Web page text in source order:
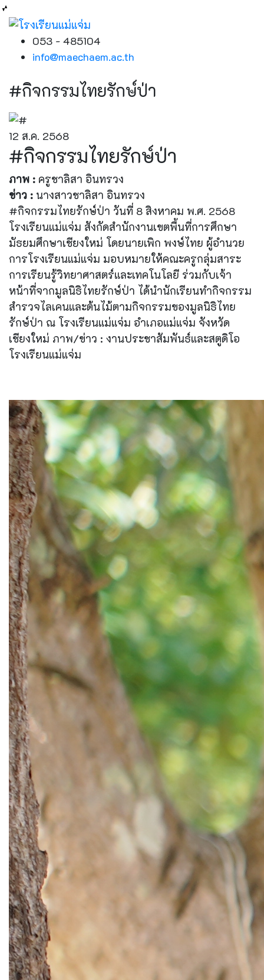
053 - 485104
info@maechaem.ac.th
#กิจกรรมไทยรักษ์ป่า
12 ส.ค. 2568
#กิจกรรมไทยรักษ์ป่า
ภาพ : ครูชาลิสา อินทรวง
ข่าว : นางสาวชาลิสา อินทรวง
#กิจกรรมไทยรักษ์ป่า วันที่ 8 สิงหาคม พ.ศ. 2568
โรงเรียนแม่แจ่ม สังกัดสำนักงานเขตพื้นที่การศึกษา
มัธยมศึกษาเชียงใหม่ โดยนายเพิก พงษ์ไทย ผู้อำนวย
การโรงเรียนแม่แจ่ม มอบหมายให้คณะครูกลุ่มสาระ
การเรียนรู้วิทยาศาสตร์และเทคโนโลยี ร่วมกับเจ้า
หน้าที่จากมูลนิธิไทยรักษ์ป่า ได้นำนักเรียนทำกิจกรรม
สำรวจไลเคนและต้นไม้ตามกิจกรรมของมูลนิธิไทย
รักษ์ป่า ณ โรงเรียนแม่แจ่ม อำเภอแม่แจ่ม จังหวัด
เชียงใหม่ ภาพ/ข่าว : งานประชาสัมพันธ์และสตูดิโอ
โรงเรียนแม่แจ่ม